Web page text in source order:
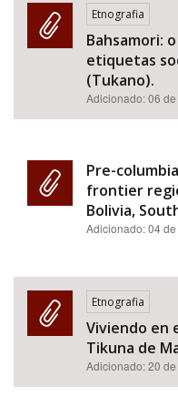
Etnografia
Bahsamori:
etiquetas
(Tukano).
Adicionado:06
Pre-
frontier
Bolivia,
Adicionado:04 de
Etnografia
Viviendo en
Tikuna de
Adicionado:20